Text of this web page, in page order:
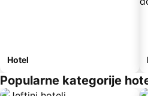
Hotel
Popularne kategorije